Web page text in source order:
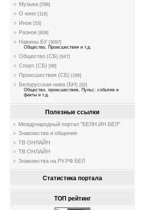
Музыка [598]
О кино [116]
Иное [53]
Разное [608]
Навины.БУ [3097]
Общество, Происшествия и т.д.
Общество (СБ) [647]
Спорт (СБ) [96]
Происшествия (СБ) [186]
Белорусская нива (БН) [82]
Общество, происшествия, Пульс: события и
факты и т.д.
Полезные ссылки
Международный портал "БЕЛН.ИН.БЕЛ"
Знакомства и общения
ТВ ОНЛАЙН
ТВ ОНЛАЙН
Знакомства на РУ.РФ.БЕЛ
Статистика портала
ТОП рейтинг